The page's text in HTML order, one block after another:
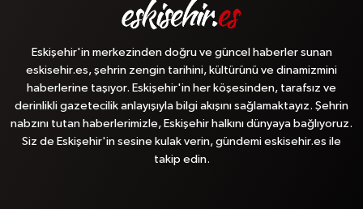
Eskişehir'in merkezinden doğru ve güncel haberler sunan
eskisehir.es, şehrin zengin tarihini, kültürünü ve dinamizmini
haberlerine taşıyor. Eskişehir'in her köşesinden, tarafsız ve
derinlikli gazetecilik anlayışıyla bilgi akışını sağlamaktayız. Şehrin
nabzını tutan haberlerimizle, Eskişehir halkını dünyaya bağlıyoruz.
Siz de Eskişehir'in sesine kulak verin, gündemi eskisehir.es ile
takip edin.